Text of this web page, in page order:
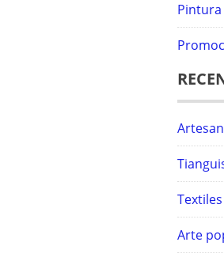
Pintura
Arte